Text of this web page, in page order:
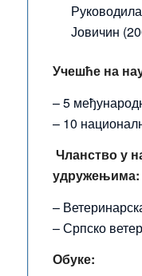
Јовичин
Учешће на
– 5
– 10
Чланство у
удружењима:
–
– Српско
Обуке: